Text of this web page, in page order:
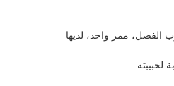
الفصل، ممر واحد، لديها
لحبيبته.